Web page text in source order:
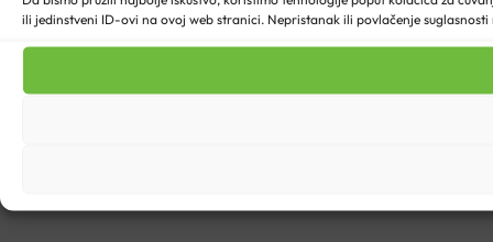
ili jedinstveni ID-ovi na ovoj web stranici. Nepristanak ili povlačenje